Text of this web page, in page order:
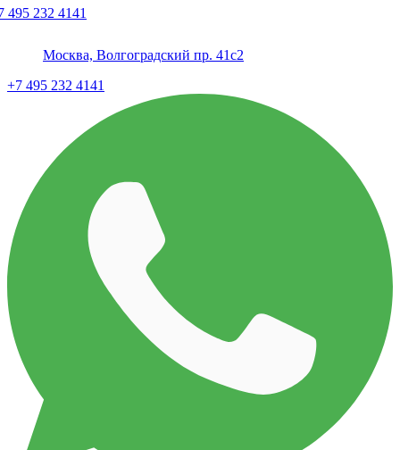
495 232 4141
Москва, Волгоградский пр. 41с2
+7 495 232 4141